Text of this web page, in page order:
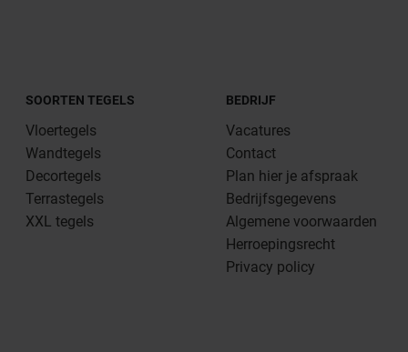
SOORTEN TEGELS
Vloertegels
Wandtegels
Decortegels
Terrastegels
XXL tegels
BEDRIJF
Vacatures
Contact
Plan hier je afspraak
Bedrijfsgegevens
Algemene voorwaarden
Herroepingsrecht
Privacy policy